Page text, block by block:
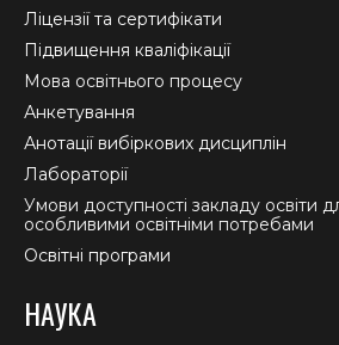
windowwindowwindow
Ліцензії та сертифікати
Підвищення кваліфікації
Мова освітнього процесу
Анкетування
Анотації вибіркових дисциплін
Лабораторії
Умови доступності закладу освіти
особливими освітніми потребами
Освітні програми
НАУКА